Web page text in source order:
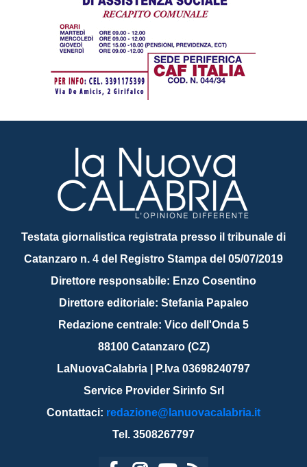
Testata giornalistica registrata presso il tribunale di
Catanzaro n. 4 del Registro Stampa del 05/07/2019
Direttore responsabile: Enzo Cosentino
Direttore editoriale: Stefania Papaleo
Redazione centrale: Vico dell'Onda 5
88100 Catanzaro (CZ)
LaNuovaCalabria | P.Iva 03698240797
Service Provider Sirinfo Srl
Contattaci: redazione@lanuovacalabria.it
Tel. 3508267797